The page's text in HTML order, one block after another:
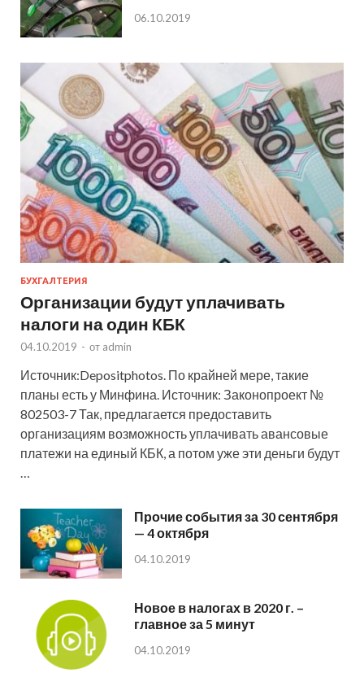
06.10.2019
БУХГАЛТЕРИЯ
Организации будут уплачивать
налоги на один КБК
04.10.2019 - от admin
Источник:Depositphotos. По крайней мере, такие
планы есть у Минфина. Источник: Законопроект №
802503-7 Так, предлагается предоставить
организациям возможность уплачивать авансовые
платежи на единый КБК, а потом уже эти деньги будут
…
Прочие события за 30 сентября
— 4 октября
04.10.2019
Новое в налогах в 2020 г. –
главное за 5 минут
04.10.2019